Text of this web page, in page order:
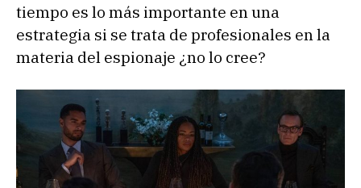
tiempo es lo más importante en una
estrategia si se trata de profesionales en la
materia del espionaje ¿no lo cree?